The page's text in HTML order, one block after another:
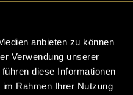
anbieten zu können
Verwendung unserer
diese Informationen
Rahmen Ihrer Nutzung